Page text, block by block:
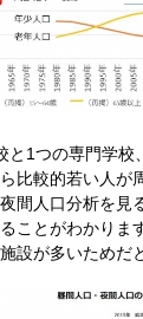
と1つの専門学校
比較的若い人が
間人口分析を見
ことがわかりま
設が多いためだ